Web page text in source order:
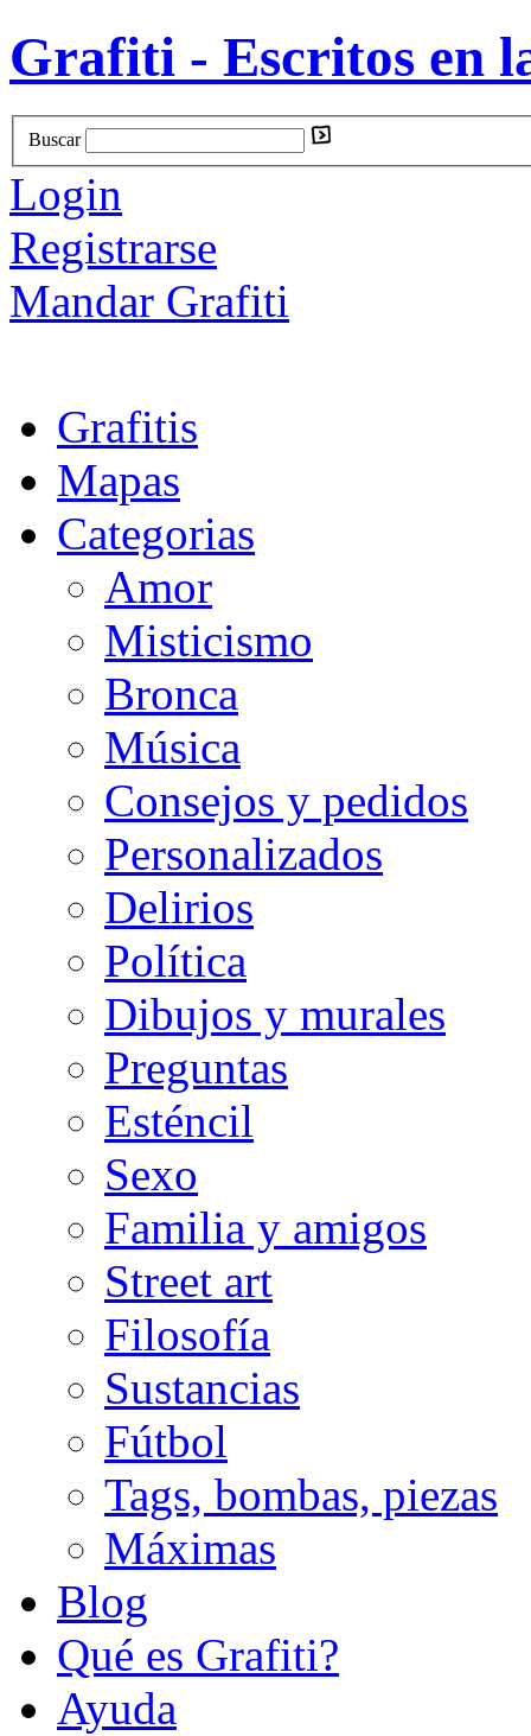
Grafiti - Escritos en
Buscar
Login
Registrarse
Mandar Grafiti
Grafitis
Mapas
Categorias
Amor
Misticismo
Bronca
Música
Consejos y pedidos
Personalizados
Delirios
Política
Dibujos y murales
Preguntas
Esténcil
Sexo
Familia y amigos
Street art
Filosofía
Sustancias
Fútbol
Tags, bombas, piezas
Máximas
Blog
Qué es Grafiti?
Ayuda